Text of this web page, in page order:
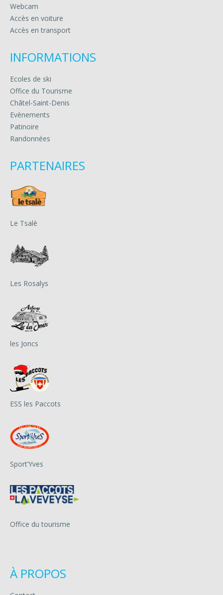
Webcam
Accès en voiture
Accès en transport
INFORMATIONS
Ecoles de ski
Office du Tourisme
Châtel-Saint-Denis
Evènements
Patinoire
Randonnées
PARTENAIRES
Le Tsalè
Les Rosalys
les Joncs
ESS les Paccots
Sport’Yves
Office du tourisme
À PROPOS